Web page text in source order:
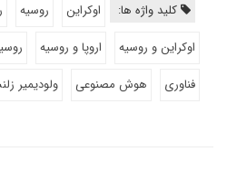
کلید واژه ها: اوکراین روسیه
اوکراین و روسیه
اروپا و روسیه
فناوری
هوش مصنوعی ولودیمیر